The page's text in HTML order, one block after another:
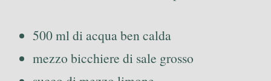
500 ml di acqua ben calda
mezzo bicchiere di sale grosso